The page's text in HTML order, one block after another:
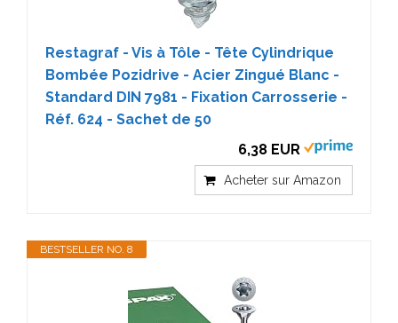
Restagraf - Vis à Tôle - Tête Cylindrique
Bombée Pozidrive - Acier Zingué Blanc -
Standard DIN 7981 - Fixation Carrosserie -
Réf. 624 - Sachet de 50
6,38 EUR
Acheter sur Amazon
BESTSELLER NO. 8